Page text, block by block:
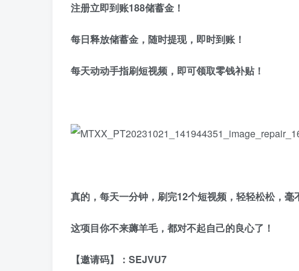
注册立即到账188储蓄金！
每日释放储蓄金，随时提现，即时到账！
每天动动手指刷短视频，即可领取零钱补贴！
真的，每天一分钟，刷完12个短视频，轻轻松松，毫
这项目你不来薅羊毛，都对不起自己的良心了！
【邀请码】：SEJVU7